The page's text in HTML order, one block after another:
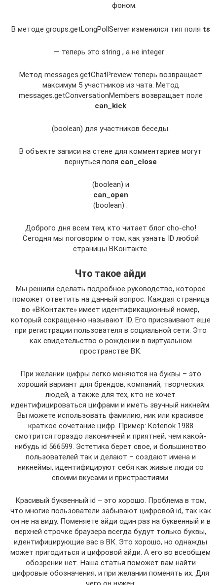
фоном.
В методе groups.getLongPollServer изменился тип поля ts
— теперь это string , а не integer .
Метод messages.getChatPreview теперь возвращает
максимум 5 участников из чата. Метод
messages.getConversationMembers возвращает поле
can_kick
(boolean) для участников беседы.
В объекте записи на стене для комментариев могут
вернуться поля can_close
(boolean) и
can_open
(boolean) .
Доброго дня всем тем, кто читает блог cho-cho!
Сегодня мы поговорим о том, как узнать ID любой
страницы ВКонтакте.
Что такое айди
Мы решили сделать подробное руководство, которое
поможет ответить на данный вопрос. Каждая страница
во «ВКонтакте» имеет идентификационный номер,
который сокращенно называют ID. Его присваивают еще
при регистрации пользователя в социальной сети. Это
как свидетельство о рождении в виртуальном
пространстве ВК.
При желании цифры легко меняются на буквы – это
хороший вариант для брендов, компаний, творческих
людей, а также для тех, кто не хочет
идентифицироваться цифрами и иметь звучный никнейм.
Вы можете использовать фамилию, ник или красивое
краткое сочетание цифр. Пример: Kotenok 1988
смотрится гораздо лаконичней и приятней, чем какой-
нибудь id 566599. Эстетика берет свое, и большинство
пользователей так и делают – создают имена и
никнеймы, идентифицируют себя как живые люди со
своими вкусами и пристрастиями.
Красивый буквенный id – это хорошо. Проблема в том,
что многие пользователи забывают цифровой id, так как
он не на виду. Поменяете айди один раз на буквенный и в
верхней строчке браузера всегда будут только буквы,
идентифицирующие вас в ВК. Это хорошо, но однажды
может пригодиться и цифровой айди. А его во всеобщем
обозрении нет. Наша статья поможет вам найти
цифровые обозначения, и при желании поменять их. Для